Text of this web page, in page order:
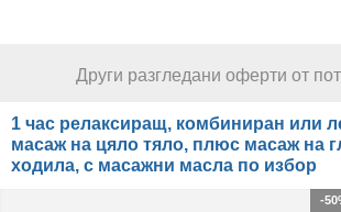
Други разгледани оферти от
1 час релаксиращ, комбиниран или
масаж на цяло тяло, плюс масаж на
ходила, с масажни масла по избор
-